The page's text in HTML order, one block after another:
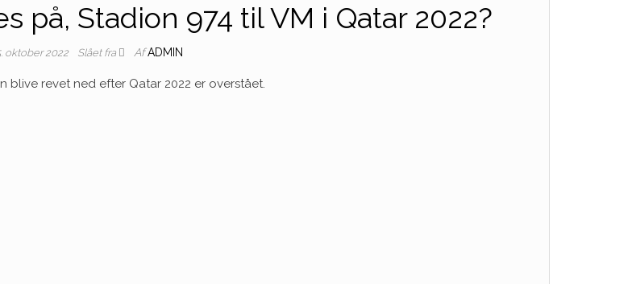
på, Stadion 974 til VM i Qatar 2022?
oktober 2022 Slået fra Af ADMIN
revet ned efter Qatar 2022 er overstået.